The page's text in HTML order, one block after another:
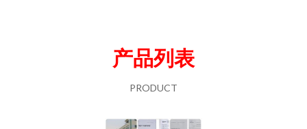
产品列表
PRODUCT